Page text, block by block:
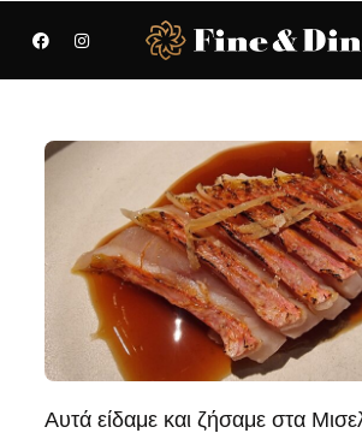
Αυτά είδαμε και ζήσαμε στα